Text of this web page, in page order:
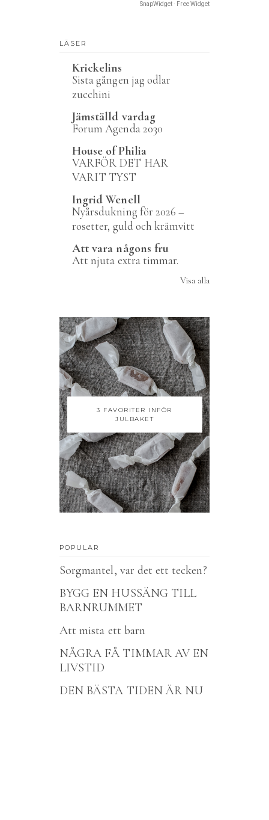
SnapWidget · Free Widget
LÄSER
Krickelins
Sista gången jag odlar
zucchini
Jämställd vardag
Forum Agenda 2030
House of Philia
VARFÖR DET HAR
VARIT TYST
Ingrid Wenell
Nyårsdukning för 2026 –
rosetter, guld och krämvitt
Att vara någons fru
Att njuta extra timmar.
Visa alla
3 FAVORITER INFÖR
JULBAKET
POPULAR
Sorgmantel, var det ett tecken?
BYGG EN HUSSÄNG TILL
BARNRUMMET
Att mista ett barn
NÅGRA FÅ TIMMAR AV EN
LIVSTID
DEN BÄSTA TIDEN ÄR NU